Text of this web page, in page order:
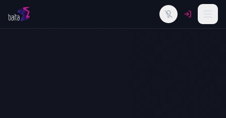
Alternar tema